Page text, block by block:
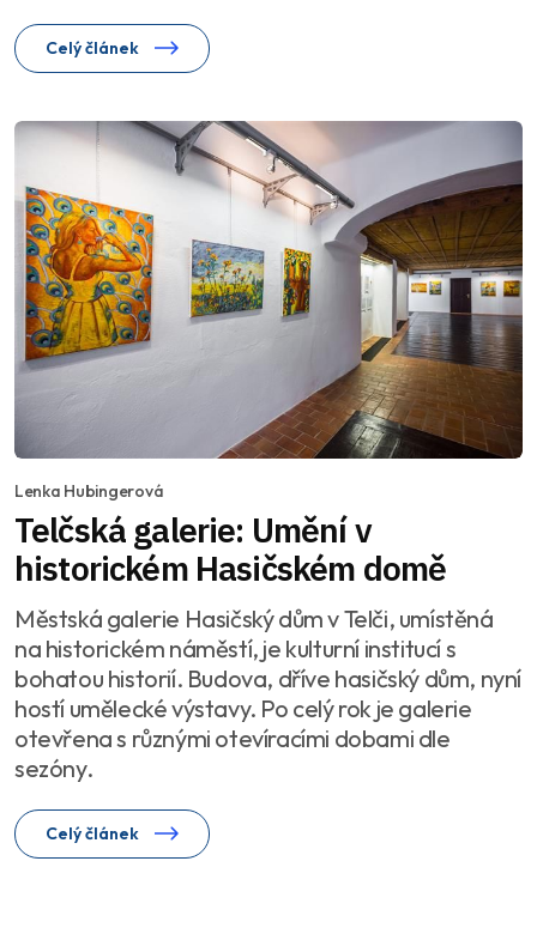
Celý článek
Lenka Hubingerová
Telčská galerie: Umění v
historickém Hasičském domě
Městská galerie Hasičský dům v Telči, umístěná
na historickém náměstí, je kulturní institucí s
bohatou historií. Budova, dříve hasičský dům, nyní
hostí umělecké výstavy. Po celý rok je galerie
otevřena s různými otevíracími dobami dle
sezóny.
Celý článek